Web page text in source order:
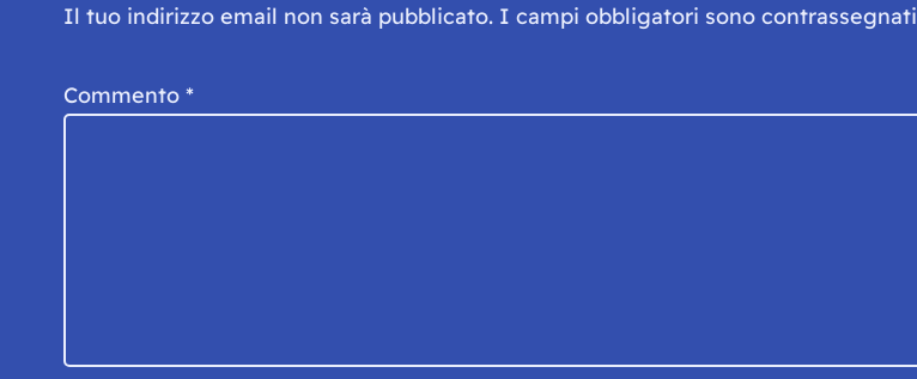
Il tuo indirizzo email non sarà pubblicato. I campi obbligatori sono contrassegnati
Commento *